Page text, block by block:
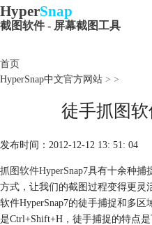
HyperSnap
截图软件 - 屏幕截图工具
首页
HyperSnap中文官方网站 > >
徒手抓图软
发布时间：2012-12-12 13: 51: 04
抓图软件HyperSnap7具有十余种捕
方式，让我们的截图过程变得更灵
软件HyperSnap7的徒手捕捉和多区
是Ctrl+Shift+H，徒手捕捉的特点